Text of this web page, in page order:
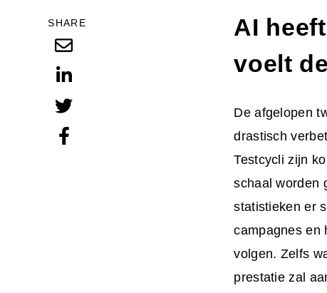
SHARE
AI
voelt
De afgelopen
drastisch
Testcycli zijn
schaal worden
statistieken er
campagnes en
volgen. Zelfs
prestatie zal